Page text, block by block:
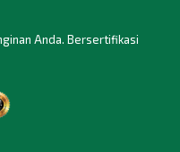
Anda. Bersertifikasi